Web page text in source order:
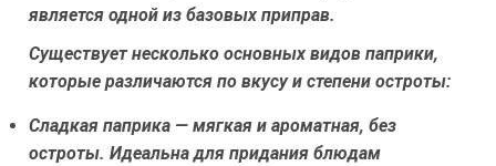
является одной из базовых приправ.
Существует несколько основных видов паприки,
которые различаются по вкусу и степени остроты:
Сладкая паприка — мягкая и ароматная, без
остроты. Идеальна для придания блюдам